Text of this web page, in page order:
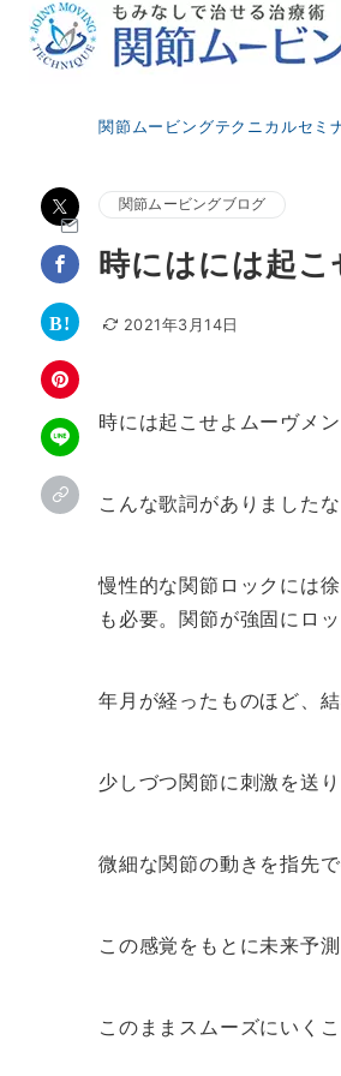
関節ムービングテクニカルセミ
関節ムービングブログ
時にはには起こ
2021年3月14日
時には起こせよムーヴメン
こんな歌詞がありました
慢性的な関節ロックには
も必要。関節が強固にロ
年月が経ったものほど、結
少しづつ関節に刺激を送り
微細な関節の動きを指先で
この感覚をもとに未来予
このままスムーズにいく